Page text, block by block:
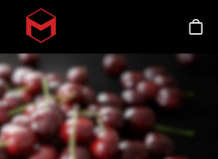
Skip to main content